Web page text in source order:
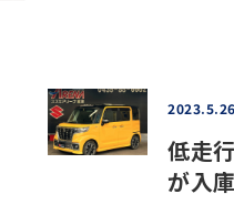
2023.5.26
低走
が入